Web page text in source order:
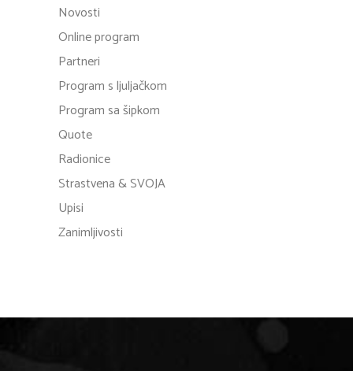
Novosti
Online program
Partneri
Program s ljuljačkom
Program sa šipkom
Quote
Radionice
Strastvena & SVOJA
Upisi
Zanimljivosti